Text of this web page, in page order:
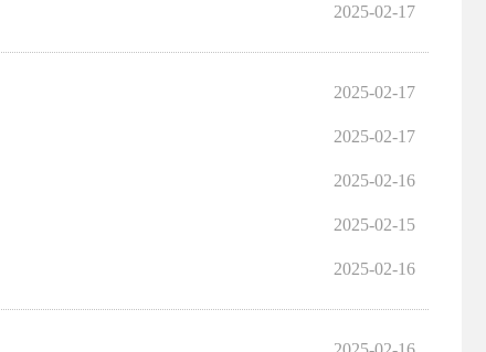
2025-02-17
2025-02-17
2025-02-17
2025-02-16
2025-02-15
2025-02-16